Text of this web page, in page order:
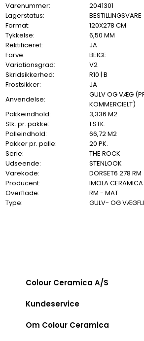
Varenummer:
2041301
Lagerstatus:
BESTILLINGSVARE
Format:
120X278 CM
Tykkelse:
6,50 MM
Rektificeret:
JA
Farve:
BEIGE
Variationsgrad:
V2
Skridsikkerhed:
R10 | B
Frostsikker:
JA
Anvendelse:
GULV OG VÆG
KOMMERCIELT)
Pakkeindhold:
3,336 M2
Stk. pr. pakke:
1 STK.
Palleindhold:
66,72 M2
Pakker pr. palle:
20 PK.
Serie:
THE ROCK
Udseende:
STENLOOK
Varekode:
DORSET6 278 RM
Producent:
IMOLA CERAMICA
Overflade:
RM - MAT
Type:
GULV- OG
Colour Ceramica A/S
Kundeservice
Om Colour Ceramica